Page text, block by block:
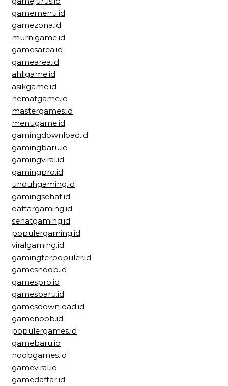
gamemenu.id
gamezona.id
murnigame.id
gamesarea.id
gamearea.id
ahligame.id
asikgame.id
hematgame.id
mastergames.id
menugame.id
gamingdownload.id
gamingbaru.id
gamingviral.id
gamingpro.id
unduhgaming.id
gamingsehat.id
daftargaming.id
sehatgaming.id
populergaming.id
viralgaming.id
gamingterpopuler.id
gamesnoob.id
gamespro.id
gamesbaru.id
gamesdownload.id
gamenoob.id
populergames.id
gamebaru.id
noobgames.id
gameviral.id
gamedaftar.id